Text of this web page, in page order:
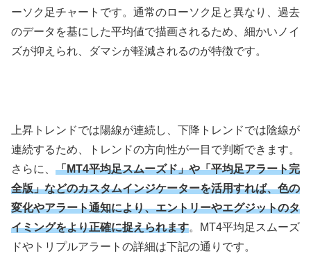
ーソク足チャートです。通常のローソク足と異なり、過去
のデータを基にした平均値で描画されるため、細かいノイ
ズが抑えられ、ダマシが軽減されるのが特徴です。
上昇トレンドでは陽線が連続し、下降トレンドでは陰線が
連続するため、トレンドの方向性が一目で判断できます。
さらに、 「MT4平均足スムーズド」や「平均足アラート完
全版」などのカスタムインジケーターを活用すれば、色の
変化やアラート通知により、エントリーやエグジットのタ
イミングをより正確に捉えられます。MT4平均足スムーズ
ドやトリプルアラートの詳細は下記の通りです。